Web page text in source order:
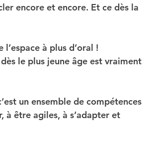
encore et encore. Et ce dès la
à plus d’oral !
le plus jeune âge est vraiment
un ensemble de compétences
à être agiles, à s’adapter et